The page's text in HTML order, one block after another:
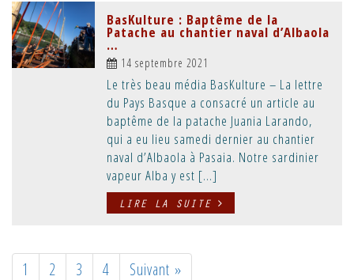
BasKulture : Baptême de la
Patache au chantier naval d’Albaola
…
14 septembre 2021
Le très beau média BasKulture – La lettre
du Pays Basque a consacré un article au
baptême de la patache Juania Larando,
qui a eu lieu samedi dernier au chantier
naval d’Albaola à Pasaia. Notre sardinier
vapeur Alba y est […]
LIRE LA SUITE
1 2 3 4 Suivant »